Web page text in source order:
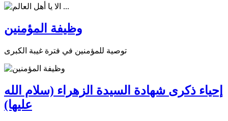
وظيفة المؤمنين
توصية للمؤمنين في فترة غيبة الكبرى
إحياء ذكرى شهادة السيدة الزهراء (سلام الله
عليها)